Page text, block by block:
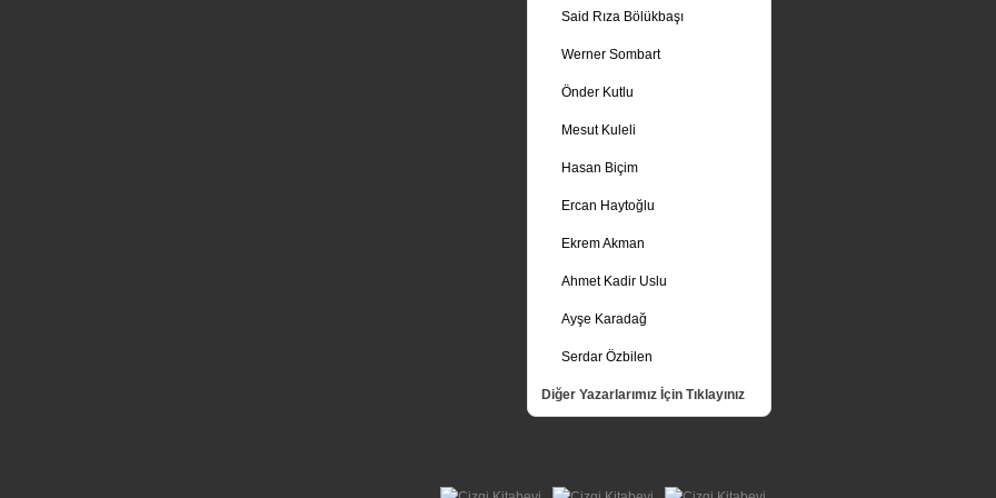
Said Rıza Bölükbaşı
Werner Sombart
Önder Kutlu
Mesut Kuleli
Hasan Biçim
Ercan Haytoğlu
Ekrem Akman
Ahmet Kadir Uslu
Ayşe Karadağ
Serdar Özbilen
Diğer Yazarlarımız İçin Tıklayınız